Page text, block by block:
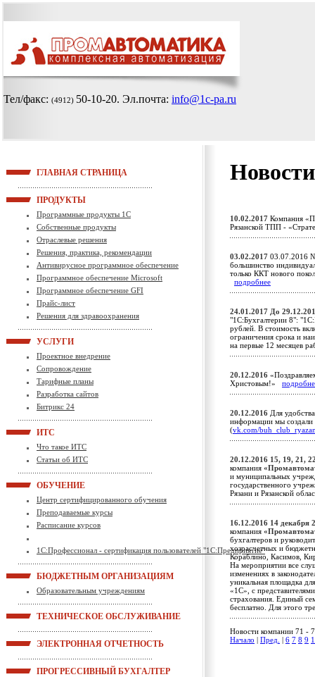
Тел/факс: (4912) 50-10-20. Эл.почта: info@1c-pa.ru
ГЛАВНАЯ СТРАНИЦА
ПРОДУКТЫ
Программные продукты 1С
Собственные продукты
Отраслевые решения
Решения, практика, рекомендации
Антивирусное программное обеспечение
Программное обеспечение Microsoft
Программное обеспечение GFI
Прайс-лист
Решения для здравоохранения
УСЛУГИ
Проектное внедрение
Сопровождение
Тарифные планы
Разработка сайтов
Битрикс 24
ИТС
Что такое ИТС
Статьи об ИТС
ОБУЧЕНИЕ
Центр сертифицированного обучения
Преподаваемые курсы
Расписание курсов
1С:Профессионал - сертификация пользователей "1С:Предприятие"
БЮДЖЕТНЫМ ОРГАНИЗАЦИЯМ
Образовательным учреждениям
ТЕХНИЧЕСКОЕ ОБСЛУЖИВАНИЕ
ЭЛЕКТРОННАЯ ОТЧЕТНОСТЬ
ПРОГРЕССИВНЫЙ БУХГАЛТЕР
10.02.2017 Компания
Рязанской ТПП -
03.02.2017 03.07.2016
большинство
только ККТ нового
подробнее
24.01.2017 До
"1С:Бухгалтерии 8":
рублей. В стоимость
ограничения срока и
на первые 12 месяцев
20.12.2016
Христовым!»
20.12.2016 Для
информации мы создали
(vk.com/
20.12.2016 15, 19, 21,
компания
и муниципальных
государственного
Рязани и Рязанской
16.12.2016 14 декабря
компания
бухгалтеров и
хозрасчетных и
Кораблино, Касимов,
На мероприятии все
изменениях в
уникальная площадка
«1С», с
страхования. Единый
бесплатно. Для этого
Новости компании 71 -
Начало
Пред. 6 7 8 9